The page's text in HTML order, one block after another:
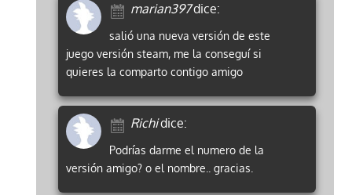
marian397dice:
salió una nueva versión de este
juego versión steam, me la conseguí si
quieres la comparto contigo amigo
Richidice:
Podrías darme el numero de la
versión amigo? o el nombre.. gracias.